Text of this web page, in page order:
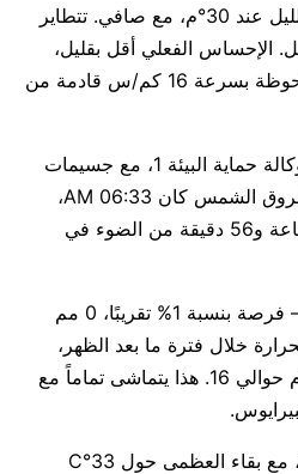
تبقى بيرايوس حارة طوال الليل عند 30°م، مع صافي. تتطاير
الإحساس الفعلي أقل بقليل،
حوالي 28°C. هناك رياح ملحوظة بسرعة 16 كم/س قادمة من
الهواء نقي اليوم — مؤشر وكالة حماية البيئة 1، مع جسيمات
PM2.5 منخفضة تبلغ 12. شروق الشمس كان 06:33 AM،
والغروب 08:29 PM: 13 ساعة و56 دقيقة من الضوء في
هطول الأمطار غير مرجح — فرصة بنسبة 1% تقريبًا، 0 مم
خلال فترة ما بعد الظهر،
لتصل إلى ذروتها قرب 32°م حوالي 16. هذا يتماشى تماماً مع
يبدو الأسبوع القادم مستقرًا، مع بقاء العظمى حول 33°C